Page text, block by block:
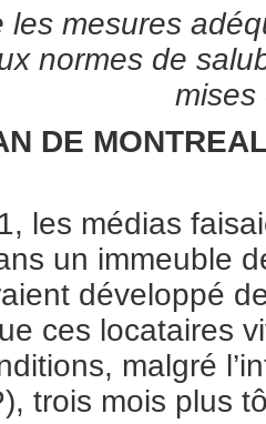
les mesures
normes de
DE
les médias
un immeuble
développé
ces locataires
malgré
trois mois plus